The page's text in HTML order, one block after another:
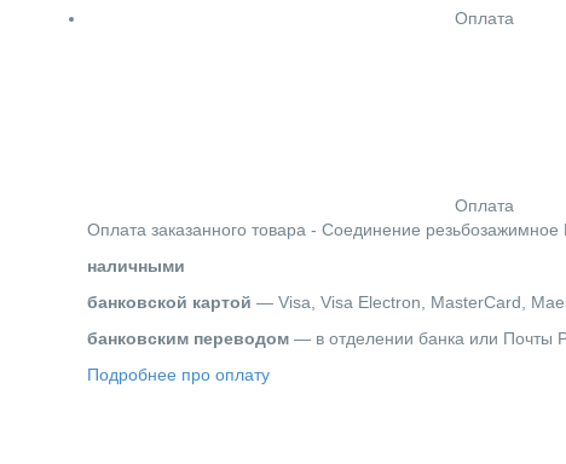
Оплата
Оплата
Оплата заказанного товара - Соединение
наличными
банковской картой — Visa, Visa Electron, MasterCard,
банковским переводом — в отделении банка или Почты
Подробнее про оплату